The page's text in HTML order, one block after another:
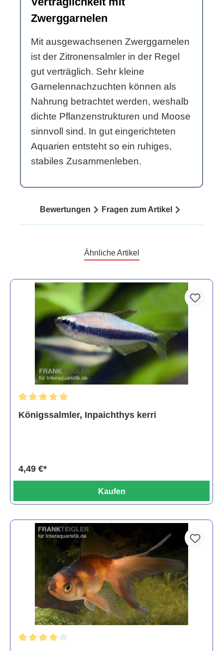
Zwerggarnelen
Mit ausgewachsenen Zwerggarnelen
ist der Zitronensalmler in der Regel
gut verträglich. Sehr kleine
Garnelennachzuchten können als
Nahrung betrachtet werden, weshalb
dichte Pflanzenstrukturen und Moose
sinnvoll sind. In gut eingerichteten
Aquarien entsteht so ein ruhiges,
stabiles Zusammenleben.
Bewertungen Fragen zum Artikel
Ähnliche Artikel
Königssalmler, Inpaichthys kerri
4,49 €*
Kaufen